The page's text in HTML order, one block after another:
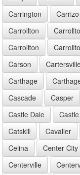
Carrington
Carrollton
Carrollton
Carson
Carthage
Cascade
Casper
Castle Dale
Catskill
Cavalier
Celina
Center City
Centerville